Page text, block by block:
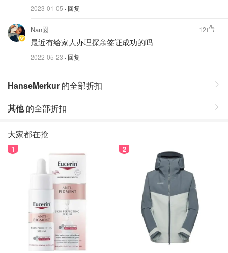
2023-01-05 · 回复
Nan囡
最近有给家人办理探亲签证成功的吗
2022-05-23 · 回复
12
HanseMerkur 的全部折扣
其他的全部折扣
大家都在抢
1 2